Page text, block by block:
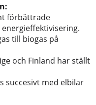
förbättrade
till biogas på
och Finland har ställt
succesivt med elbilar